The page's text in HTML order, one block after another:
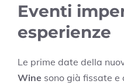
Eventi
esperienze
Le prime date della
Wine sono già fissate e